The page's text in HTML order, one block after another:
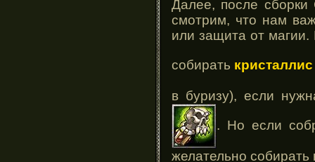
Далее, после сборки
смотрим, что нам
или защита от
собирать кристаллис
в буризу), если
. Но если
желательно собирать